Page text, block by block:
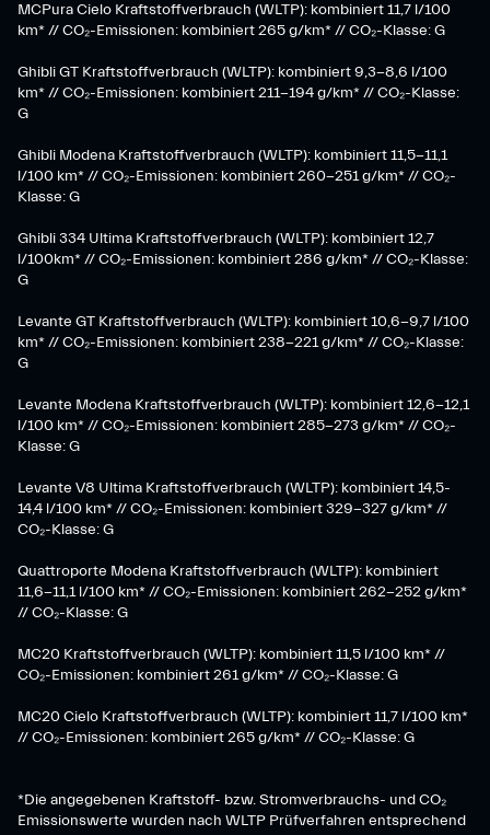
MCPura Cielo Kraftstoffverbrauch (WLTP): kombiniert 11,7 l/100
km* // CO₂-Emissionen: kombiniert 265 g/km* // CO₂-Klasse: G
Ghibli GT Kraftstoffverbrauch (WLTP): kombiniert 9,3-8,6 l/100
km* // CO₂-Emissionen: kombiniert 211-194 g/km* // CO₂-Klasse:
G
Ghibli Modena Kraftstoffverbrauch (WLTP): kombiniert 11,5-11,1
l/100 km* // CO₂-Emissionen: kombiniert 260-251 g/km*​ // CO₂-
Klasse: G​
Ghibli 334 Ultima Kraftstoffverbrauch (WLTP): kombiniert 12,7
l/100km* // CO₂-Emissionen: kombiniert 286 g/km* // CO₂-Klasse:
G
Levante GT Kraftstoffverbrauch (WLTP): kombiniert 10,6-9,7 l/100
km* // CO₂-Emissionen: kombiniert 238-221 g/km* ​// CO₂-Klasse:
G​
Levante Modena Kraftstoffverbrauch (WLTP): kombiniert 12,6-12,1
l/100 km* // CO₂-Emissionen: kombiniert 285-273 g/km*​ // CO₂-
Klasse: G
​Levante V8 Ultima Kraftstoffverbrauch (WLTP): kombiniert 14,5-
14,4 l/100 km* // CO₂-Emissionen: kombiniert 329-327 g/km* //
CO₂-Klasse: G
Quattroporte Modena Kraftstoffverbrauch (WLTP): kombiniert
11,6-11,1 l/100 km* // CO₂-Emissionen: kombiniert 262-252 g/km*
// CO₂-Klasse: G
MC20 Kraftstoffverbrauch (WLTP): kombiniert 11,5 l/100 km* //
CO₂-Emissionen: kombiniert 261 g/km* // CO₂-Klasse: G
MC20 Cielo Kraftstoffverbrauch (WLTP): kombiniert 11,7 l/100 km*
// CO₂-Emissionen: kombiniert 265 g/km* // CO₂-Klasse: G
*Die angegebenen Kraftstoff- bzw. Stromverbrauchs- und CO₂
Emissionswerte wurden nach WLTP Prüfverfahren entsprechend